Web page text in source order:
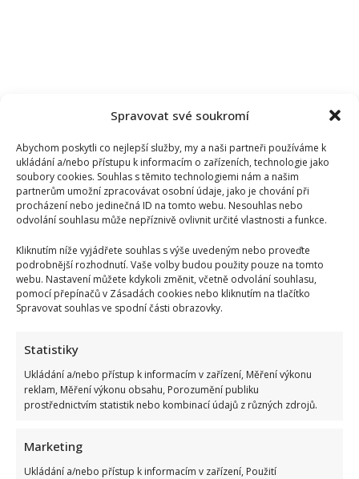
Spravovat své soukromí
Abychom poskytli co nejlepší služby, my a naši partneři používáme k
ukládání a/nebo přístupu k informacím o zařízeních, technologie jako
soubory cookies. Souhlas s těmito technologiemi nám a našim
partnerům umožní zpracovávat osobní údaje, jako je chování při
procházení nebo jedinečná ID na tomto webu. Nesouhlas nebo
odvolání souhlasu může nepříznivě ovlivnit určité vlastnosti a funkce.
Kliknutím níže vyjádřete souhlas s výše uvedeným nebo proveďte
podrobnější rozhodnutí. Vaše volby budou použity pouze na tomto
webu. Nastavení můžete kdykoli změnit, včetně odvolání souhlasu,
pomocí přepínačů v Zásadách cookies nebo kliknutím na tlačítko
Spravovat souhlas ve spodní části obrazovky.
Statistiky
Ukládání a/nebo přístup k informacím v zařízení, Měření výkonu
reklam, Měření výkonu obsahu, Porozumění publiku
prostřednictvím statistik nebo kombinací údajů z různých zdrojů.
Marketing
Ukládání a/nebo přístup k informacím v zařízení, Použití
vile ma k dispozici i bazén a vnitřní atrium